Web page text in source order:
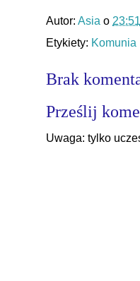
Autor: Asia o 23:51
Etykiety: Komunia
Brak
Prześlij
Uwaga: tylko